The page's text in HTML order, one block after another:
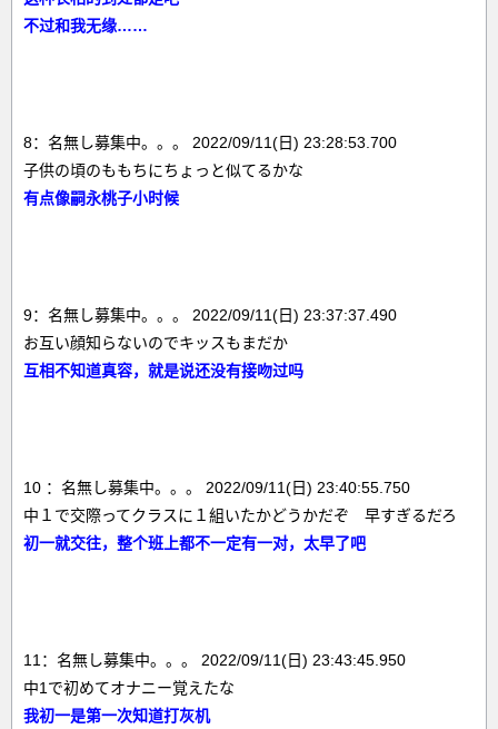
不过和我无缘……
8：名無し募集中。。。 2022/09/11(日) 23:28:53.700
子供の頃のももちにちょっと似てるかな
有点像嗣永桃子小时候
9：名無し募集中。。。 2022/09/11(日) 23:37:37.490
お互い顔知らないのでキッスもまだか
互相不知道真容，就是说还没有接吻过吗
10 ：名無し募集中。。。 2022/09/11(日) 23:40:55.750
中１で交際ってクラスに１組いたかどうかだぞ 早すぎるだろ
初一就交往，整个班上都不一定有一对，太早了吧
11：名無し募集中。。。 2022/09/11(日) 23:43:45.950
中1で初めてオナニー覚えたな
我初一是第一次知道打灰机